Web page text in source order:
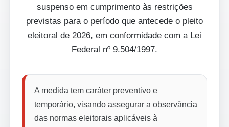
suspenso em cumprimento às restrições
previstas para o período que antecede o pleito
eleitoral de 2026, em conformidade com a Lei
Federal nº 9.504/1997.
A medida tem caráter preventivo e
temporário, visando assegurar a observância
das normas eleitorais aplicáveis à